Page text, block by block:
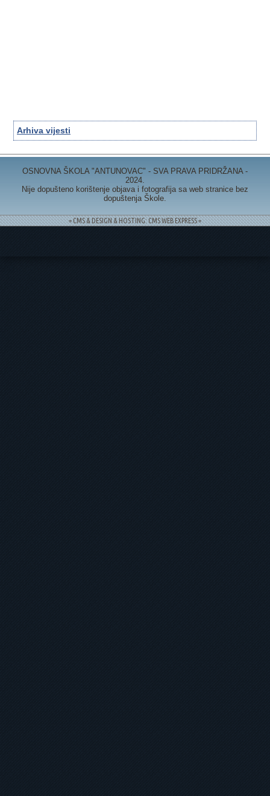
Arhiva vijesti
OSNOVNA ŠKOLA "ANTUNOVAC" - SVA PRAVA PRIDRŽANA -
2024.
Nije dopušteno korištenje objava i fotografija sa web stranice bez
dopuštenja Škole.
= CMS & DESIGN & HOSTING: CMS WEB EXPRESS =